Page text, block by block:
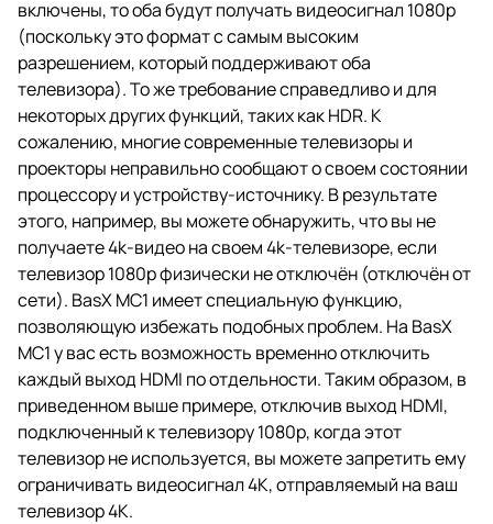
включены, то оба будут получать видеосигнал 1080p
(поскольку это формат с самым высоким
разрешением, который поддерживают оба
телевизора). То же требование справедливо и для
некоторых других функций, таких как HDR. К
сожалению, многие современные телевизоры и
проекторы неправильно сообщают о своем состоянии
процессору и устройству-источнику. В результате
этого, например, вы можете обнаружить, что вы не
получаете 4k-видео на своем 4k-телевизоре, если
телевизор 1080p физически не отключён (отключён от
сети). BasX MC1 имеет специальную функцию,
позволяющую избежать подобных проблем. На BasX
MC1 у вас есть возможность временно отключить
каждый выход HDMI по отдельности. Таким образом, в
приведенном выше примере, отключив выход HDMI,
подключенный к телевизору 1080p, когда этот
телевизор не используется, вы можете запретить ему
ограничивать видеосигнал 4K, отправляемый на ваш
телевизор 4K.